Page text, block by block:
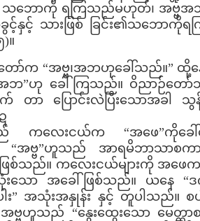
သဘောကို ရကြသည်မဟုတ်၊ အဗ္ဗ
င့်နှင့် သားဖြစ် ခြင်း၏သဘောကိုရ
)။
တော်က “အဗ္ဗ၊အဘဟုခေါ်သည်။” ထို့
ဘ”ဟု ခေါ်ကြသည်။ ဝိညာဉ်တော်ဘု
ာ ပြောင်းလဲပြီးသောအခါ သွ
ည် ကလေးငယ်က “အဖေ”ကိုခေါ်
အဗ္ဗ”ဟူသည် အာရမိဘာသာစကား
ဖြစ်သည်။ ကလေးငယ်များကို အဖေက
သော အခေါ်ဖြစ်သည်။ ယနေ “ဒ
ါး” အသုံးအနှုန်း နှင့် တူပါသည်။ စပ
အဗ္ဗဟူသည် “နွေးထွေးသော မေတ္တာ